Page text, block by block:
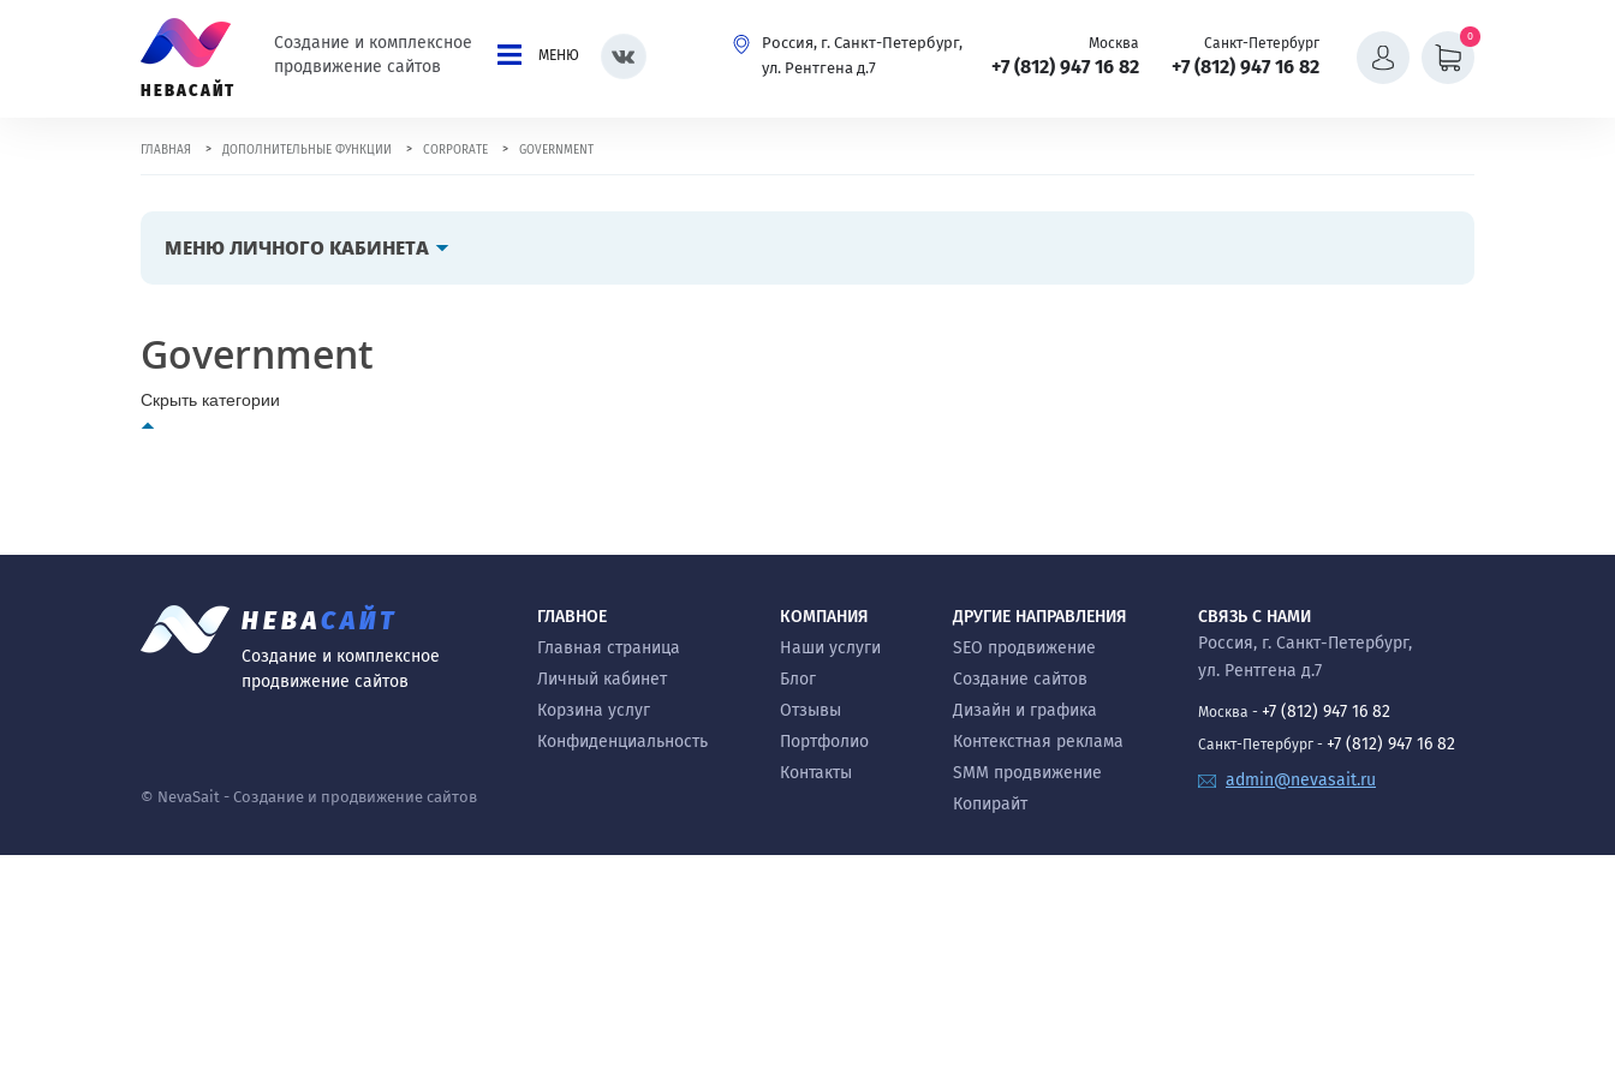
Создание и комплексное
продвижение сайтов
НЕВАСАЙТ
МЕНЮ
Россия, г. Санкт-Петербург,
ул. Рентгена д.7
Москва
+7 (812) 947 16 82
Санкт-Петербург
+7 (812) 947 16 82
0
ГЛАВНАЯ > ДОПОЛНИТЕЛЬНЫЕ ФУНКЦИИ > CORPORATE > GOVERNMENT
МЕНЮ ЛИЧНОГО КАБИНЕТА
Government
Скрыть категории
НЕВАСАЙТ
Создание и комплексное
продвижение сайтов
© NevaSait - Создание и продвижение сайтов
ГЛАВНОЕ
Главная страница
Личный кабинет
Корзина услуг
Конфиденциальность
КОМПАНИЯ
Наши услуги
Блог
Отзывы
Портфолио
Контакты
ДРУГИЕ НАПРАВЛЕНИЯ
SEO продвижение
Создание сайтов
Дизайн и графика
Контекстная реклама
SMM продвижение
Копирайт
СВЯЗЬ С НАМИ
Россия, г. Санкт-Петербург,
ул. Рентгена д.7
Москва - +7 (812) 947 16 82
Санкт-Петербург - +7 (812) 947 16 82
admin@nevasait.ru